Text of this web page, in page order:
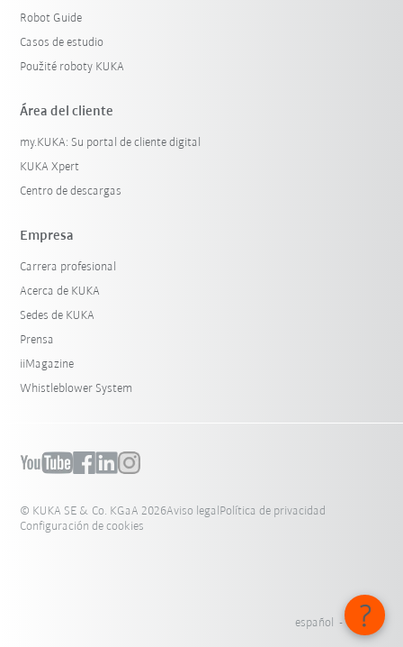
Robot Guide
Casos de estudio
Použité roboty KUKA
Área del cliente
my.KUKA: Su portal de cliente digital
KUKA Xpert
Centro de descargas
Empresa
Carrera profesional
Acerca de KUKA
Sedes de KUKA
Prensa
iiMagazine
Whistleblower System
© KUKA SE & Co. KGaA 2026Aviso legalPolítica de privacidad
Configuración de cookies
español - México